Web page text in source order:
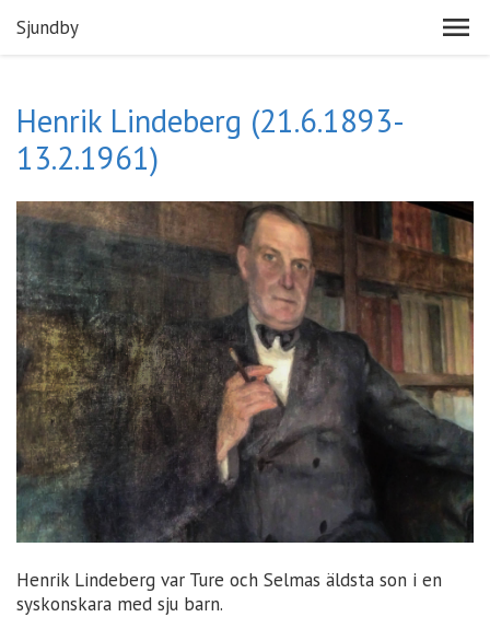
Sjundby
Henrik Lindeberg (21.6.1893-
13.2.1961)
Henrik Lindeberg var Ture och Selmas äldsta son i en
syskonskara med sju barn.